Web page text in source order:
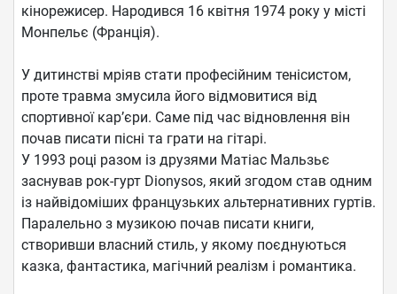
кінорежисер. Народився 16 квітня 1974 року у місті
Монпельє (Франція).
У дитинстві мріяв стати професійним тенісистом,
проте травма змусила його відмовитися від
спортивної кар’єри. Саме під час відновлення він
почав писати пісні та грати на гітарі.
У 1993 році разом із друзями Матіас Мальзьє
заснував рок-гурт Dionysos, який згодом став одним
із найвідоміших французьких альтернативних гуртів.
Паралельно з музикою почав писати книги,
створивши власний стиль, у якому поєднуються
казка, фантастика, магічний реалізм і романтика.